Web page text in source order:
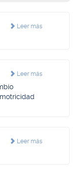
Leer más
Leer más
Leer más